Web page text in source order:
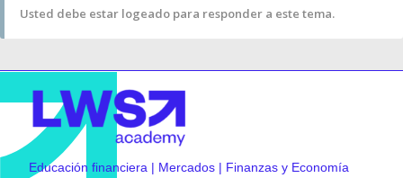
Usted debe estar logeado para responder a este tema.
Educación financiera | Mercados | Finanzas y Economía